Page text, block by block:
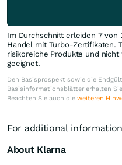
Im Durchschnitt erleiden 7 von
Handel mit Turbo-Zertifikaten.
risikoreiche Produkte und
geeignet.
Den Basisprospekt sowie die
Basisinformationsblätter erhalten
Beachten Sie auch die weiteren
For additional
About Klarna